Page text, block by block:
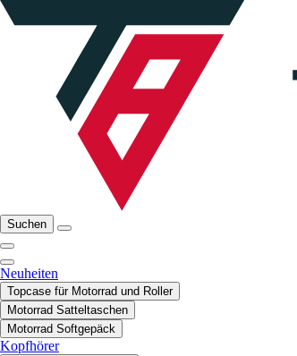
Suchen
Neuheiten
Topcase für Motorrad und Roller
Motorrad Satteltaschen
Motorrad Softgepäck
Kopfhörer